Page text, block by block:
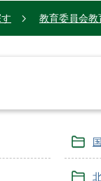
教育委員会教